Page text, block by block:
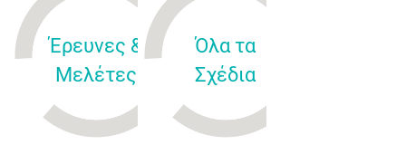
Έρευνες &
Μελέτες
Όλα τα
Σχέδια